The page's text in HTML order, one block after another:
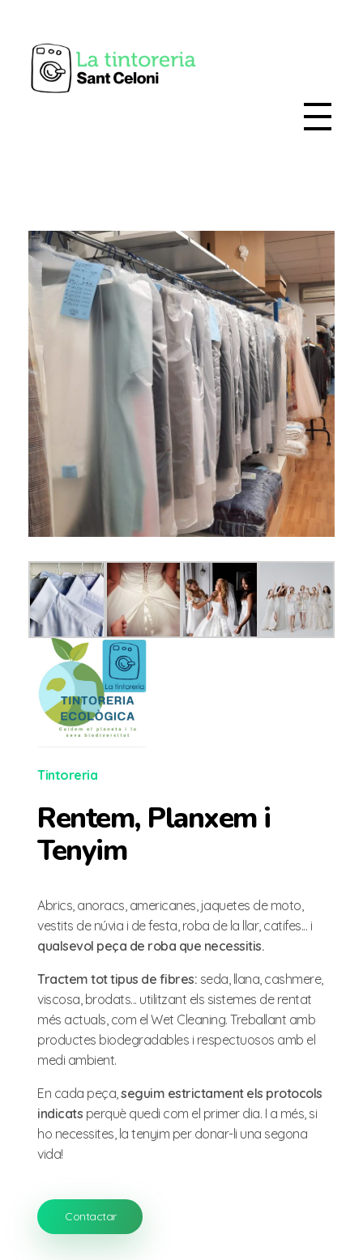
Tintoreria
Rentem, Planxem i
Tenyim
Abrics, anoracs, americanes, jaquetes de moto,
vestits de núvia i de festa, roba de la llar, catifes... i
qualsevol peça de roba que necessitis.
Tractem tot tipus de fibres: seda, llana, cashmere,
viscosa, brodats... utilitzant els sistemes de rentat
més actuals, com el Wet Cleaning. Treballant amb
productes biodegradables i respectuosos amb el
medi ambient.
En cada peça,seguim estrictament els protocols
indicats perquè quedi com el primer dia. I a més, si
ho necessites, la tenyim per donar-li una segona
vida!
Contactar